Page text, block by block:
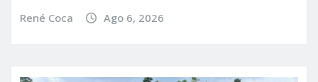
René Coca Ago 6, 2026